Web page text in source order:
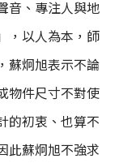
音、專注人與地
，以人為本，師
蘇炯旭表示不論
物件尺寸不對使
的初衷、也算不
此蘇炯旭不強求